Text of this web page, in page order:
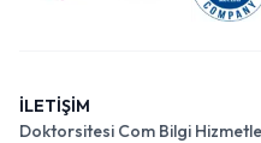
İLETİŞİM
Doktorsitesi Com Bilgi